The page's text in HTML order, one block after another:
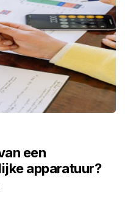
een
apparatuur?